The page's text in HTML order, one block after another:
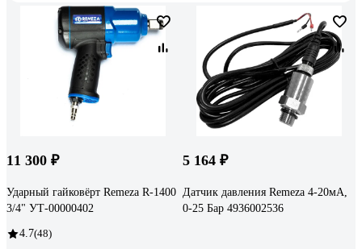
11 300 ₽
Ударный гайковёрт Remeza R-1400
3/4" УТ-00000402
4.7(48)
5 164 ₽
Датчик давления Remeza 4-20мА,
0-25 Бар 4936002536